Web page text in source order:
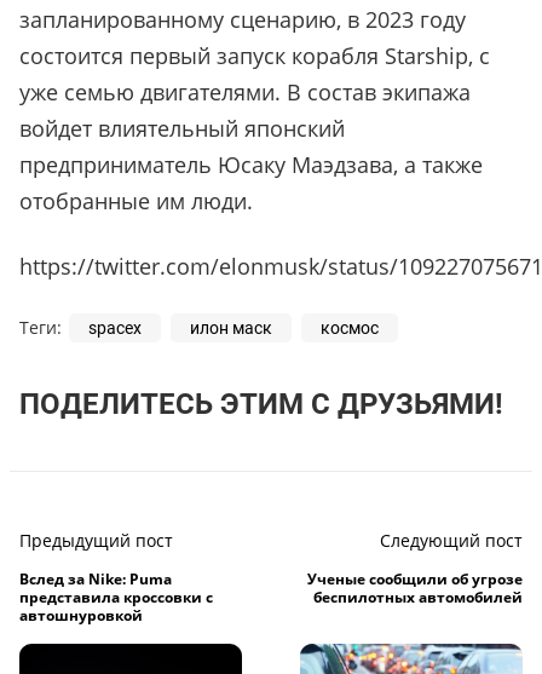
запланированному сценарию, в 2023 году
состоится первый запуск корабля Starship, с
уже семью двигателями. В состав экипажа
войдет влиятельный японский
предприниматель Юсаку Маэдзава, а также
отобранные им люди.
https://twitter.com/elonmusk/status/
Теги: spacex илон маск космос
ПОДЕЛИТЕСЬ ЭТИМ С ДРУЗЬЯМИ!
Предыдущий пост
Вслед за Nike: Puma
представила кроссовки с
автошнуровкой
Следующий пост
Ученые сообщили об угрозе
беспилотных автомобилей